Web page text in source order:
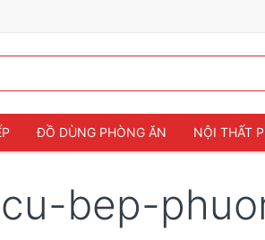
ĐỒ DÙNG PHÒNG ĂN NỘI THẤT
bep-